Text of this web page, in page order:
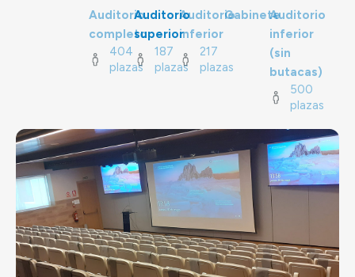
Auditorio
completo
404
plazas
Auditorio
superior
187
plazas
Auditorio
inferior
217
plazas
Auditorio
inferior
(sin
butacas)
500
plazas
Gabinete